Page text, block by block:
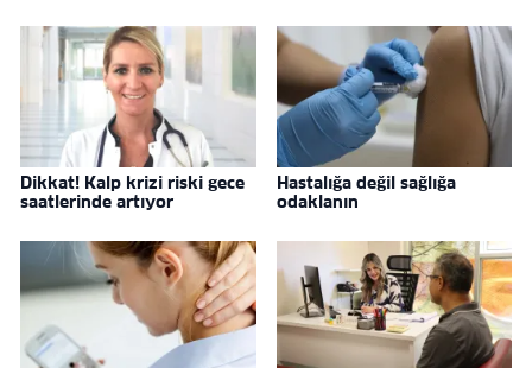
Dikkat! Kalp krizi riski gece
saatlerinde artıyor
Hastalığa değil sağlığa
odaklanın